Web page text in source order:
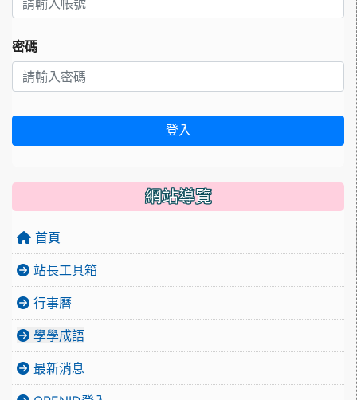
密碼
登入
網站導覽
首頁
站長工具箱
行事曆
學學成語
最新消息